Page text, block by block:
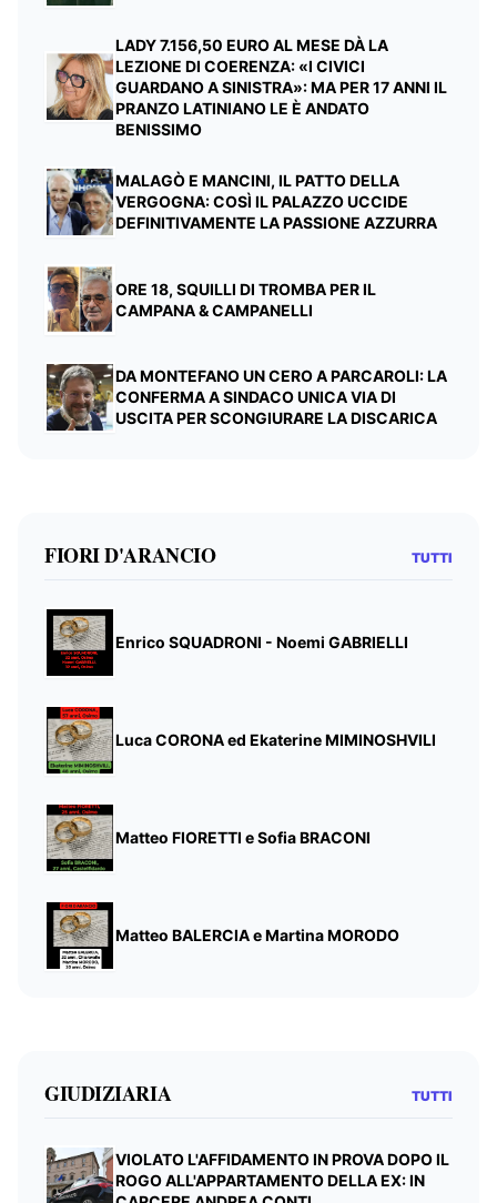
LADY 7.156,50 EURO AL MESE DÀ LA
LEZIONE DI COERENZA: «I CIVICI
GUARDANO A SINISTRA»: MA PER 17 ANNI IL
PRANZO LATINIANO LE È ANDATO
BENISSIMO
MALAGÒ E MANCINI, IL PATTO DELLA
VERGOGNA: COSÌ IL PALAZZO UCCIDE
DEFINITIVAMENTE LA PASSIONE AZZURRA
ORE 18, SQUILLI DI TROMBA PER IL
CAMPANA & CAMPANELLI
DA MONTEFANO UN CERO A PARCAROLI: LA
CONFERMA A SINDACO UNICA VIA DI
USCITA PER SCONGIURARE LA DISCARICA
FIORI D'ARANCIO TUTTI
Enrico SQUADRONI - Noemi GABRIELLI
Luca CORONA ed Ekaterine MIMINOSHVILI
Matteo FIORETTI e Sofia BRACONI
Matteo BALERCIA e Martina MORODO
GIUDIZIARIA TUTTI
VIOLATO L'AFFIDAMENTO IN PROVA DOPO IL
ROGO ALL'APPARTAMENTO DELLA EX: IN